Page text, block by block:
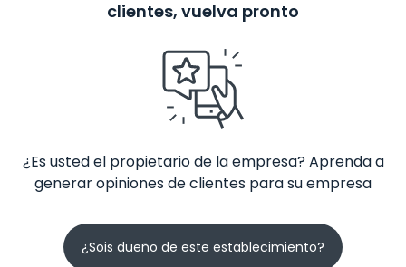
clientes, vuelva pronto
¿Es usted el propietario de la empresa? Aprenda a
generar opiniones de clientes para su empresa
¿Sois dueño de este establecimiento?